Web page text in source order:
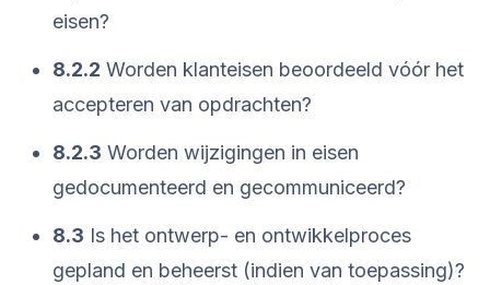
eisen?
8.2.2 Worden klanteisen beoordeeld vóór het
accepteren van opdrachten?
8.2.3 Worden wijzigingen in eisen
gedocumenteerd en gecommuniceerd?
8.3 Is het ontwerp- en ontwikkelproces
gepland en beheerst (indien van toepassing)?